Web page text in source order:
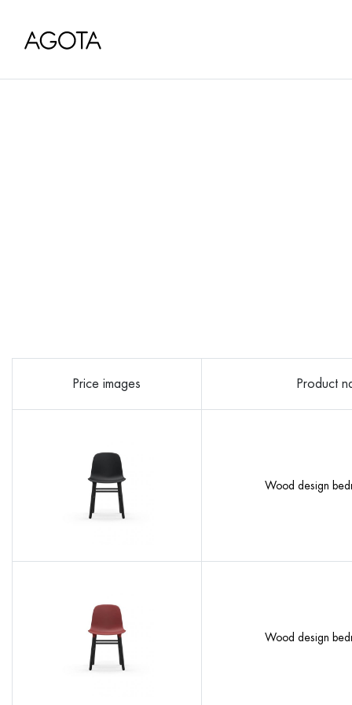
Price images Product
Wood design
Wood design